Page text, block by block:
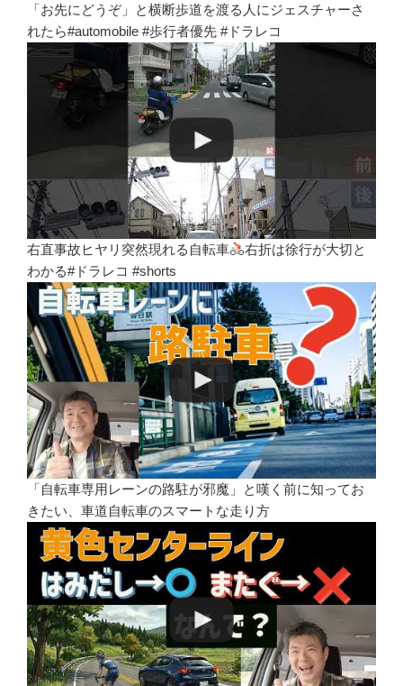
「お先にどうぞ」と横断歩道を渡る人にジェスチャーさ
れたら#automobile #歩行者優先 #ドラレコ
右直事故ヒヤリ突然現れる自転車
右折は徐行が大切と
わかる#ドラレコ #shorts
「自転車専用レーンの路駐が邪魔」と嘆く前に知ってお
きたい、車道自転車のスマートな走り方